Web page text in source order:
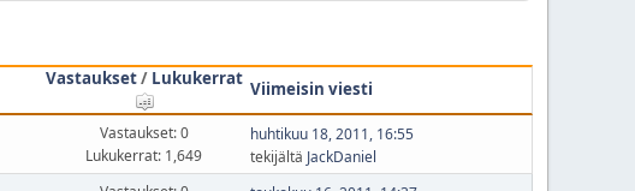
Vastaukset/ Lukukerrat
Viimeisin viesti
Vastaukset: 0
Lukukerrat: 1,649
huhtikuu 18, 2011, 16:55
tekijältä JackDaniel